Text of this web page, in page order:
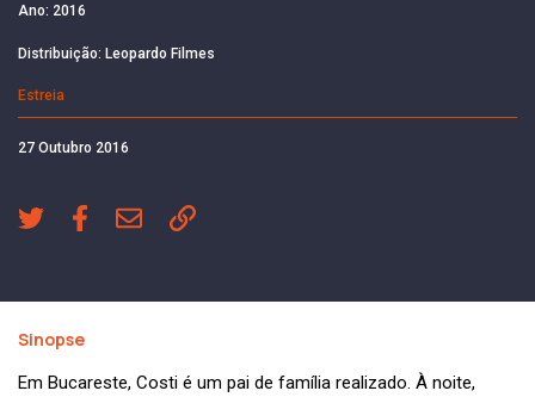
Ano: 2016
Distribuição: Leopardo Filmes
Estreia
27 Outubro 2016
Sinopse
Em Bucareste, Costi é um pai de família realizado. À noite,